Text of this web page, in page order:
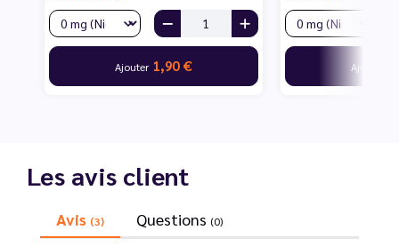
Ajouter 1,90 € Ajouter
Les avis client
Avis (3) Questions (0)